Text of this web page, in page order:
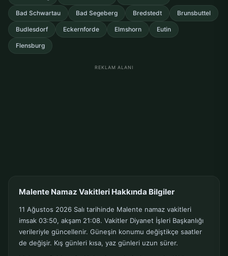
Bad Schwartau Bad Segeberg Bredstedt Brunsbuttel
Budlesdorf Eckernforde Elmshorn Eutin
Flensburg
REKLAM ALANI
Malente Namaz Vakitleri Hakkında Bilgiler
11 Ağustos 2026 Salı tarihinde Malente namaz vakitleri
imsak 03:50, akşam 21:08. Vakitler Diyanet İşleri Başkanlığı
verileriyle güncellenir. Güneşin konumu değiştikçe saatler
de değişir. Kış günleri kısa, yaz günleri uzun sürer.